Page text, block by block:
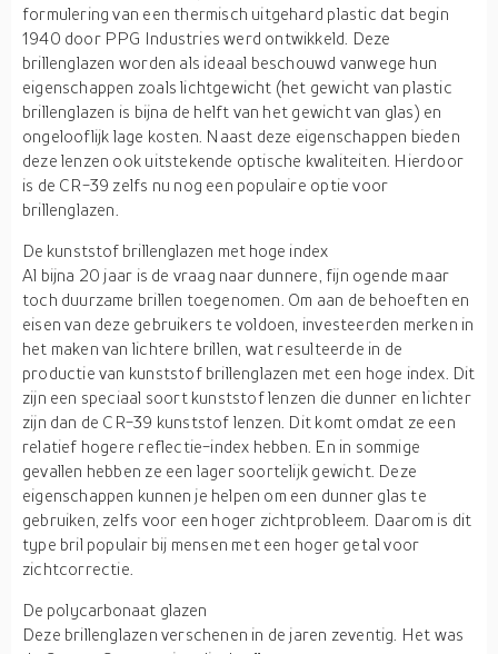
formulering van een thermisch uitgehard plastic dat begin
1940 door PPG Industries werd ontwikkeld. Deze
brillenglazen worden als ideaal beschouwd vanwege hun
eigenschappen zoals lichtgewicht (het gewicht van plastic
brillenglazen is bijna de helft van het gewicht van glas) en
ongelooflijk lage kosten. Naast deze eigenschappen bieden
deze lenzen ook uitstekende optische kwaliteiten. Hierdoor
is de CR-39 zelfs nu nog een populaire optie voor
brillenglazen.
De kunststof brillenglazen met hoge index
Al bijna 20 jaar is de vraag naar dunnere, fijn ogende maar
toch duurzame brillen toegenomen. Om aan de behoeften en
eisen van deze gebruikers te voldoen, investeerden merken in
het maken van lichtere brillen, wat resulteerde in de
productie van kunststof brillenglazen met een hoge index. Dit
zijn een speciaal soort kunststof lenzen die dunner en lichter
zijn dan de CR-39 kunststof lenzen. Dit komt omdat ze een
relatief hogere reflectie-index hebben. En in sommige
gevallen hebben ze een lager soortelijk gewicht. Deze
eigenschappen kunnen je helpen om een dunner glas te
gebruiken, zelfs voor een hoger zichtprobleem. Daarom is dit
type bril populair bij mensen met een hoger getal voor
zichtcorrectie.
De polycarbonaat glazen
Deze brillenglazen verschenen in de jaren zeventig. Het was